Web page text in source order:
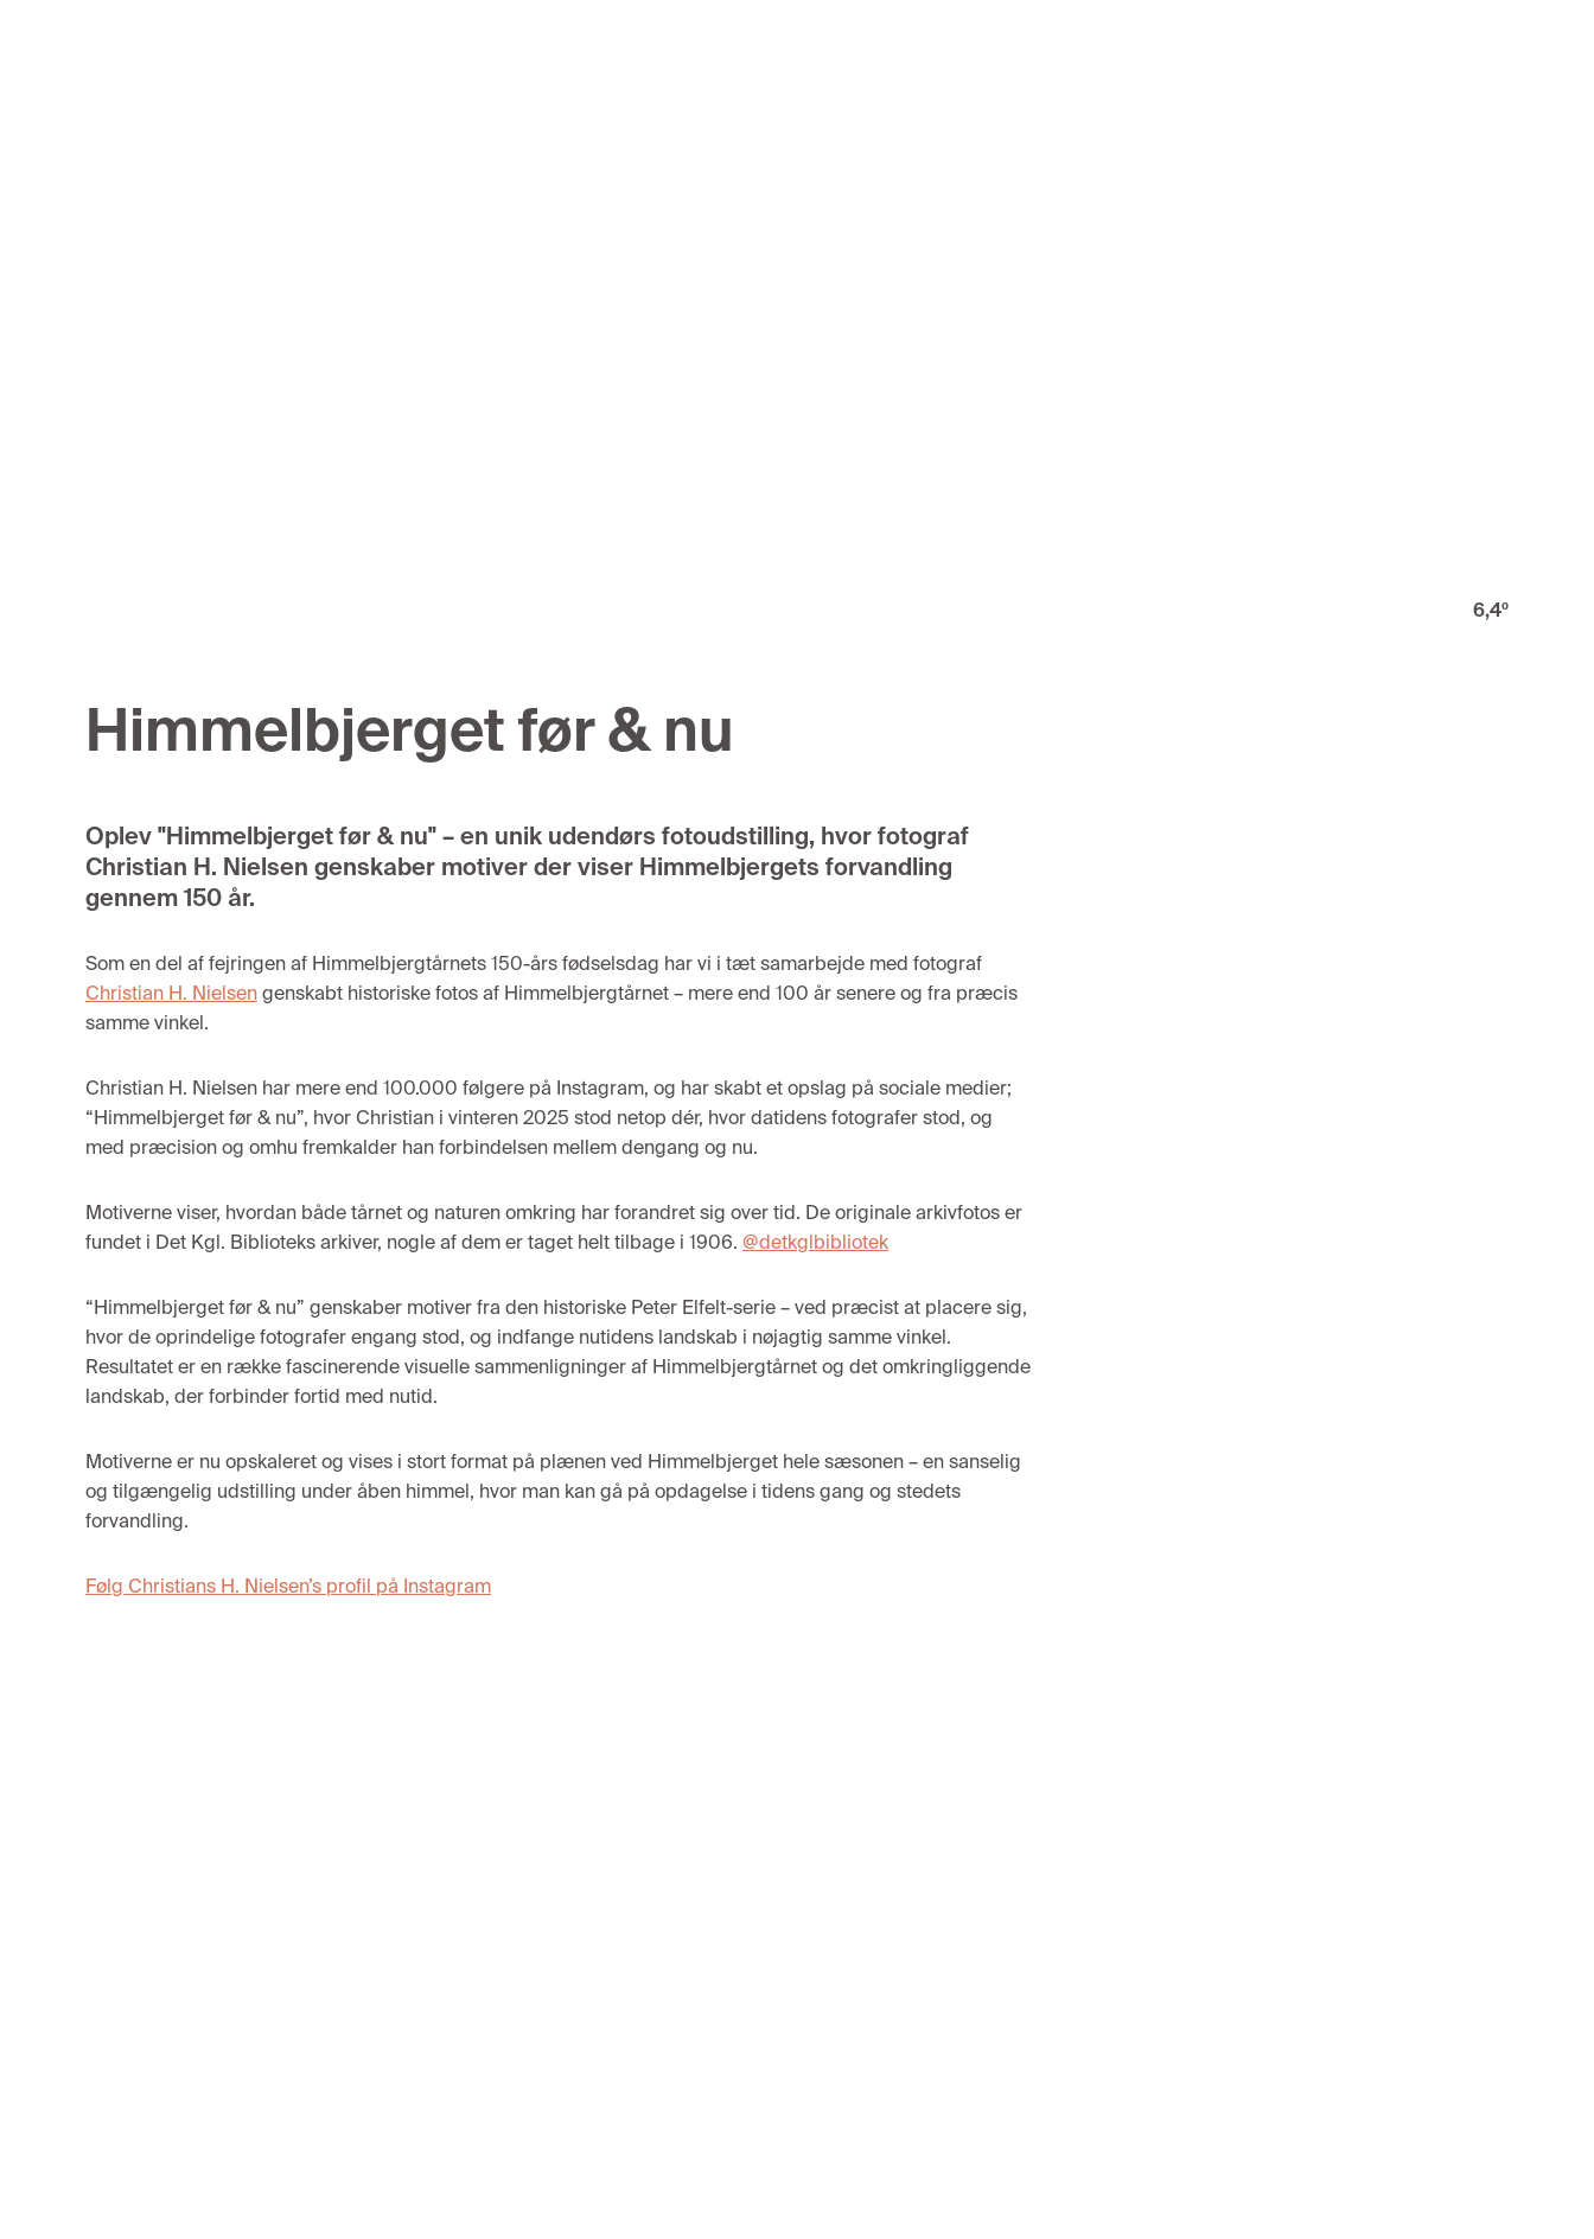
6,4º
Himmelbjerget før & nu
Oplev "Himmelbjerget før & nu" – en unik udendørs fotoudstilling, hvor fotograf
Christian H. Nielsen genskaber motiver der viser Himmelbjergets forvandling
gennem 150 år.
Som en del af fejringen af Himmelbjergtårnets 150-års fødselsdag har vi i tæt samarbejde med fotograf
Christian H. Nielsengenskabt historiske fotos af Himmelbjergtårnet – mere end 100 år senere og fra præcis
samme vinkel.
Christian H. Nielsen har mere end 100.000 følgere på Instagram, og har skabt et opslag på sociale medier;
“Himmelbjerget før & nu”, hvor Christian i vinteren 2025 stod netop dér, hvor datidens fotografer stod, og
med præcision og omhu fremkalder han forbindelsen mellem dengang og nu.
Motiverne viser, hvordan både tårnet og naturen omkring har forandret sig over tid. De originale arkivfotos er
fundet i Det Kgl. Biblioteks arkiver, nogle af dem er taget helt tilbage i 1906. @detkglbibliotek
“Himmelbjerget før & nu” genskaber motiver fra den historiske Peter Elfelt-serie – ved præcist at placere sig,
hvor de oprindelige fotografer engang stod, og indfange nutidens landskab i nøjagtig samme vinkel.
Resultatet er en række fascinerende visuelle sammenligninger af Himmelbjergtårnet og det omkringliggende
landskab, der forbinder fortid med nutid.
Motiverne er nu opskaleret og vises i stort format på plænen ved Himmelbjerget hele sæsonen – en sanselig
og tilgængelig udstilling under åben himmel, hvor man kan gå på opdagelse i tidens gang og stedets
forvandling.
Følg Christians H. Nielsen’s profil på Instagram